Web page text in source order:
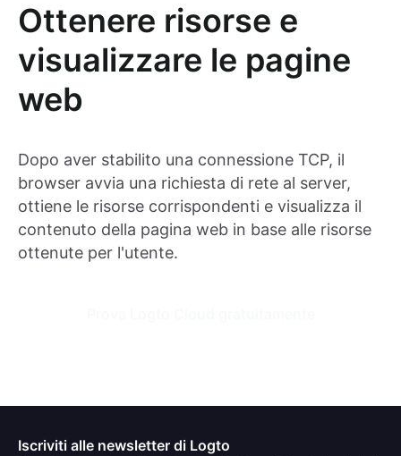
Ottenere risorse e
visualizzare le pagine
web
Dopo aver stabilito una connessione TCP, il
browser avvia una richiesta di rete al server,
ottiene le risorse corrispondenti e visualizza il
contenuto della pagina web in base alle risorse
ottenute per l'utente.
Iscriviti alle newsletter di Logto